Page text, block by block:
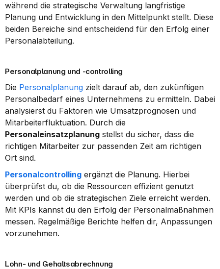
während die strategische Verwaltung langfristige
Planung und Entwicklung in den Mittelpunkt stellt. Diese
beiden Bereiche sind entscheidend für den Erfolg einer
Personalabteilung.
Personalplanung und -controlling
Die Personalplanung zielt darauf ab, den zukünftigen
Personalbedarf eines Unternehmens zu ermitteln. Dabei
analysierst du Faktoren wie Umsatzprognosen und
Personaleinsatzplanung stellst du sicher, dass die
richtigen Mitarbeiter zur passenden Zeit am richtigen
Ort sind.
Personalcontrolling ergänzt die Planung. Hierbei
überprüfst du, ob die Ressourcen effizient genutzt
werden und ob die strategischen Ziele erreicht werden.
Mit KPIs kannst du den Erfolg der Personalmaßnahmen
messen. Regelmäßige Berichte helfen dir, Anpassungen
vorzunehmen.
Lohn- und Gehaltsabrechnung